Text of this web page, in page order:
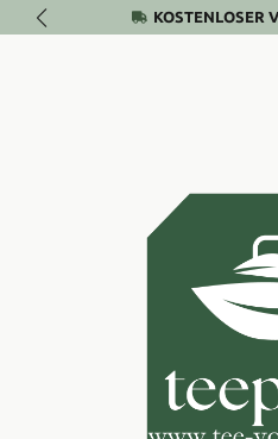
Zum Hauptinhalt springen
KOSTENLOSER